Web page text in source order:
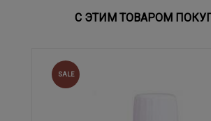
С ЭТИМ ТОВАРОМ
SALE